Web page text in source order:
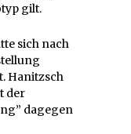
gilt.
sich nach
Hanitzsch
der
dagegen